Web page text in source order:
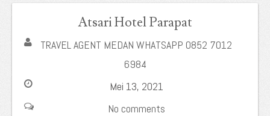
Atsari Hotel Parapat
TRAVEL AGENT MEDAN WHATSAPP 0852 7012
6984
Mei 13, 2021
No comments